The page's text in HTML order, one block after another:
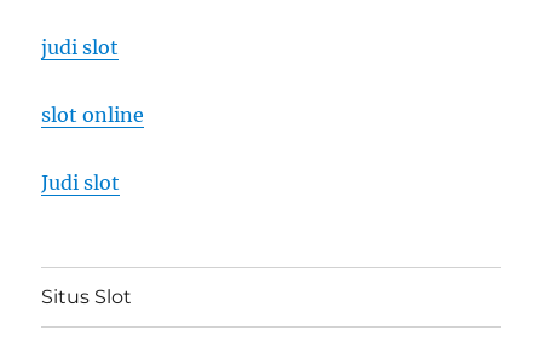
judi slot
slot online
Judi slot
Situs Slot